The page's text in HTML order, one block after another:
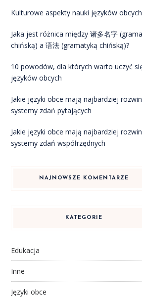
Kulturowe aspekty nauki języków obcych
Jaka jest różnica między 诸多名字
chińską) a 语法 (gramatyką chińską)?
10 powodów, dla których warto uczyć
języków obcych
Jakie języki obce mają najbardziej
systemy zdań pytających
Jakie języki obce mają najbardziej
systemy zdań współrzędnych
NAJNOWSZE KOMENTARZE
KATEGORIE
Edukacja
Inne
Języki obce